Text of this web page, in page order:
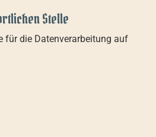
Stelle
für die Datenverarbeitung auf